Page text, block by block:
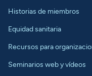
Historias de miembros
Equidad sanitaria
Recursos para
Seminarios web y vídeos